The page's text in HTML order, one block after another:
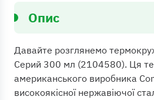
Опис
Давайте розглянемо
Серий 300 мл (2104580). Ця
американського виробника
високоякісної нержавіючої